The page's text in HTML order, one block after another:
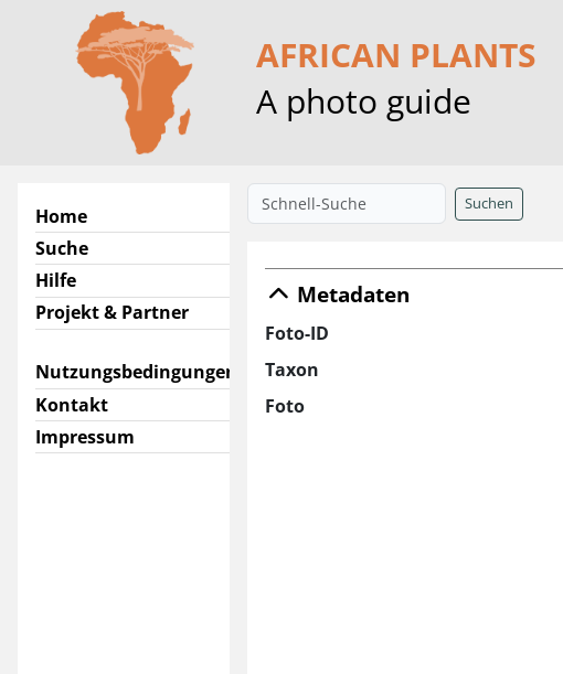
AFRICAN PLANTS
A photo guide
Home
Suche
Hilfe
Projekt & Partner
Nutzungsbedingungen
Kontakt
Impressum
Suchen
Metadaten
Foto-ID
Taxon
Foto